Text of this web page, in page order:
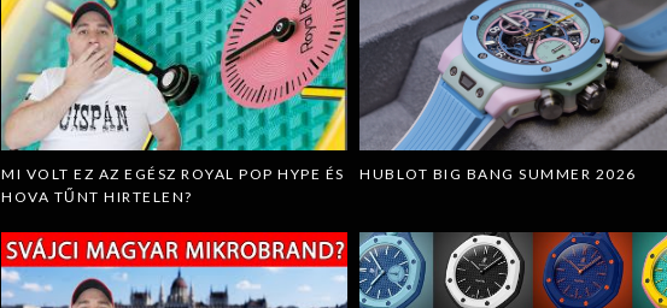
MI VOLT EZ AZ EGÉSZ ROYAL POP HYPE ÉS
HOVA TŰNT HIRTELEN?
HUBLOT BIG BANG SUMMER 2026